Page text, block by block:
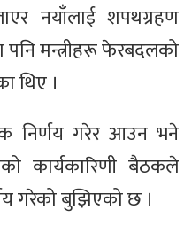
नयाँलाई शपथग्रहण
पनि मन्त्रीहरू फेरबदलको
थिए ।
निर्णय गरेर आउन भने
कार्यकारिणी बैठकले
गरेको बुझिएको छ ।